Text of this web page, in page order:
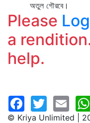
অতুল গৌরবে।
Please
a
help.
© Kriya Unlimited |